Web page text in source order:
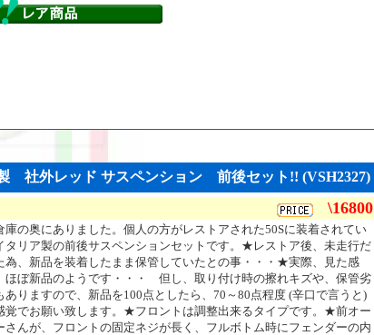
社外レッド サスペンション 前後セット!! (VSH2327)
\16800
の奥にありました。個人の方がレストアされた50Sに装着されてい
タリア製の前後サスペンションセットです。★レストア後、未走行だ
為、新品を装着したまま保管していたとの事・・・★実際、見た感
ほぼ新品のようです・・・ 但し、取り付け時の擦れキズや、保管劣
ありますので、新品を100点としたら、70～80点程度 (辛口で言うと)
覚でお願い致します。★フロントは調整出来るタイプです。★前オー
さんが、フロントの固定ネジが長く、フルボトム時にフェンダーの内